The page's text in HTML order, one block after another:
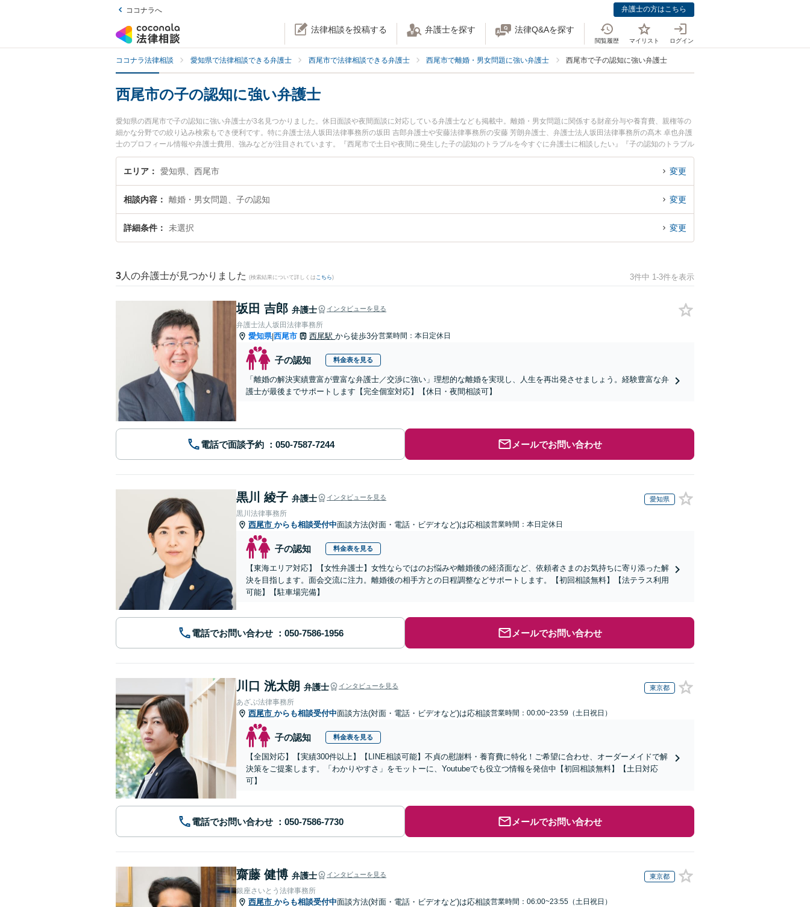
ココナラへ 弁護士の方はこちら
法律相談を投稿する 弁護士を探す 法律Q&Aを探す
閲覧履歴 マイリスト ログイン
ココナラ法律相談 愛知県で法律相談できる弁護士 西尾市で法律相談できる弁護士 西尾市で離婚・男女問題に強い弁護士 西尾市で子の認知に強い弁護士
西尾市の子の認知に強い弁護士
愛知県の西尾市で子の認知に強い弁護士が3名見つかりました。休日面談や夜間面談に対応している弁護士なども掲載中。離婚・男女問題に関係する財産分与や養育費、親権等の
細かな分野での絞り込み検索もでき便利です。特に弁護士法人坂田法律事務所の坂田 吉郎弁護士や安藤法律事務所の安藤 芳朗弁護士、弁護士法人坂田法律事務所の髙木 卓也弁護
士のプロフィール情報や弁護士費用、強みなどが注目されています。『西尾市で土日や夜間に発生した子の認知のトラブルを今すぐに弁護士に相談したい』『子の認知のトラブル
解決の実績豊富な近くの弁護士を検索したい』『初回相談無料で子の認知を法律相談できる西尾市内の弁護士に相談予約したい』などでお困りの相談者さんにおすすめです。
エリア 愛知県、西尾市 変更
相談内容 離婚・男女問題、子の認知 変更
詳細条件 未選択 変更
3 人の弁護士が見つかりました (検索結果について詳しくは こちら) 3件中 1-3件を表示
坂田 吉郎 弁護士 インタビューを見る
弁護士法人坂田法律事務所
愛知県|西尾市 西尾駅 から徒歩3分営業時間：本日定休日
子の認知 料金表を見る
「離婚の解決実績豊富が豊富な弁護士／交渉に強い」理想的な離婚を実現し、人生を再出発させましょう。経験豊富な弁
護士が最後までサポートします【完全個室対応】【休日・夜間相談可】
電話で面談予約 メールでお問い合わせ
黒川 綾子 弁護士 インタビューを見る 愛知県
黒川法律事務所
西尾市 からも相談受付中面談方法(対面・電話・ビデオなど)は応相談営業時間：本日定休日
子の認知 料金表を見る
【東海エリア対応】【女性弁護士】女性ならではのお悩みや離婚後の経済面など、依頼者さまのお気持ちに寄り添った解
決を目指します。面会交流に注力。離婚後の相手方との日程調整などサポートします。【初回相談無料】【法テラス利用
可能】【駐車場完備】
電話でお問い合わせ メールでお問い合わせ
川口 洸太朗 弁護士 インタビューを見る 東京都
あざぶ法律事務所
西尾市 からも相談受付中面談方法(対面・電話・ビデオなど)は応相談営業時間：00:00~23:59（土日祝日）
子の認知 料金表を見る
【全国対応】【実績300件以上】【LINE相談可能】不貞の慰謝料・養育費に特化！ご希望に合わせ、オーダーメイドで解
決策をご提案します。「わかりやすさ」をモットーに、Youtubeでも役立つ情報を発信中【初回相談無料】【土日対応
可】
電話でお問い合わせ メールでお問い合わせ
齋藤 健博 弁護士 インタビューを見る 東京都
銀座さいとう法律事務所
西尾市 からも相談受付中面談方法(対面・電話・ビデオなど)は応相談営業時間：06:00~23:55（土日祝日）